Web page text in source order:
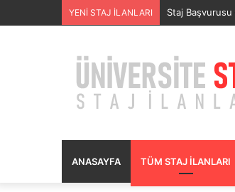
YENİ STAJ İLANLARI SECURITAS
ANASAYFA TÜM STAJ İLANLARI